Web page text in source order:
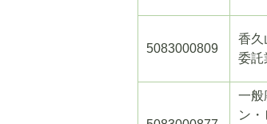
5083000809
香久
委託
一般
ン